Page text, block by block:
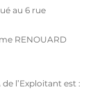
au 6 rue
RENOUARD
l’Exploitant est :